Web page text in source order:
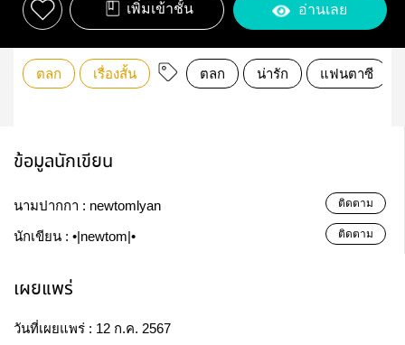
เพิ่มเข้าชั้น อ่านเลย
ตลก เรื่องสั้น ตลก น่ารัก แฟนตาซี
ข้อมูลนักเขียน
นามปากกา : newtomlyan ติดตาม
นักเขียน : •|newtom|• ติดตาม
เผยแพร่
วันที่เผยแพร่ : 12 ก.ค. 2567